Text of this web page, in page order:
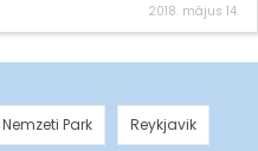
2018. május 14.
Nemzeti Park Reykjavik